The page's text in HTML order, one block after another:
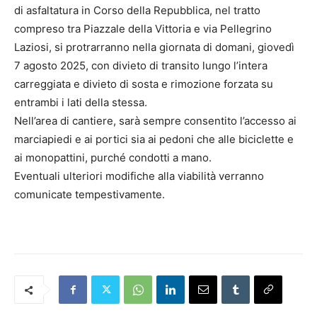
di asfaltatura in Corso della Repubblica, nel tratto
compreso tra Piazzale della Vittoria e via Pellegrino
Laziosi, si protrarranno nella giornata di domani, giovedì
7 agosto 2025, con divieto di transito lungo l’intera
carreggiata e divieto di sosta e rimozione forzata su
entrambi i lati della stessa.
Nell’area di cantiere, sarà sempre consentito l’accesso ai
marciapiedi e ai portici sia ai pedoni che alle biciclette e
ai monopattini, purché condotti a mano.
Eventuali ulteriori modifiche alla viabilità verranno
comunicate tempestivamente.